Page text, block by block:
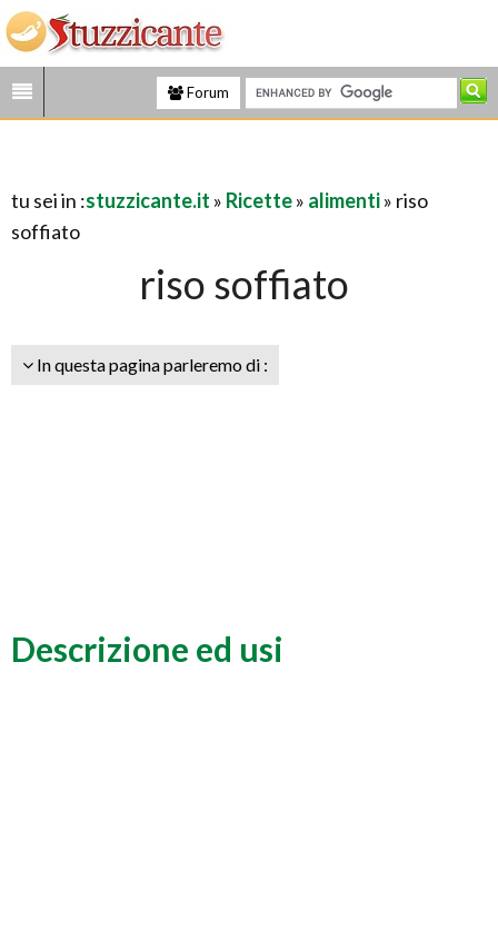
Forum
tu sei in :stuzzicante.it » Ricette» alimenti» riso
soffiato
riso soffiato
In questa pagina parleremo di :
Descrizione ed usi